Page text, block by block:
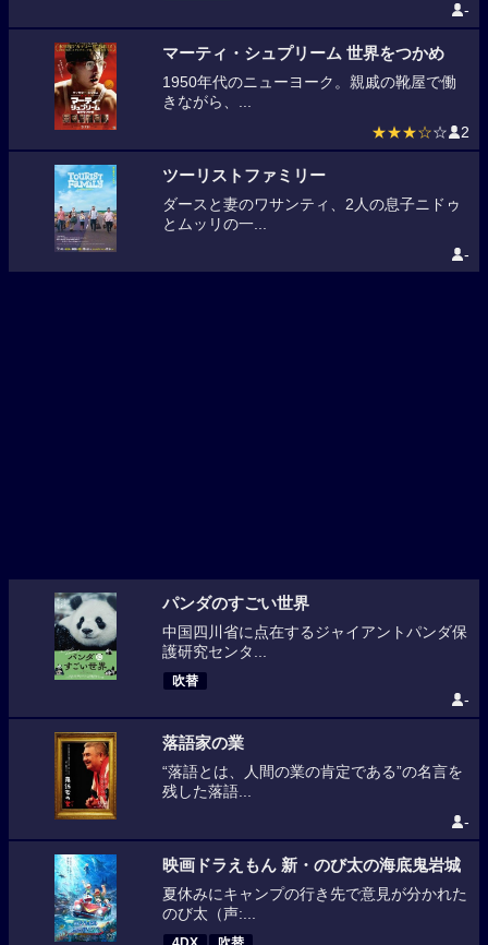
-
マーティ・シュプリーム 世界をつかめ
1950年代のニューヨーク。親戚の靴屋で働
きながら、...
★★★☆☆ 2
ツーリストファミリー
ダースと妻のワサンティ、2人の息子ニドゥ
とムッリの一...
-
パンダのすごい世界
中国四川省に点在するジャイアントパンダ保
護研究センタ...
吹替
-
落語家の業
“落語とは、人間の業の肯定である”の名言を
残した落語...
-
映画ドラえもん 新・のび太の海底鬼岩城
夏休みにキャンプの行き先で意見が分かれた
のび太（声:...